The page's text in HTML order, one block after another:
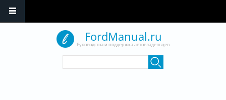
FordManual.ru
Руководства и поддержка автовладельцев